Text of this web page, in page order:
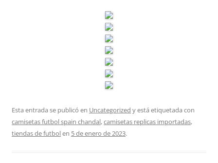
Esta entrada se publicó en Uncategorized y está etiquetada con
camisetas futbol spain chandal,camisetas replicas importadas,
tiendas de futbolen 5 de enero de 2023.